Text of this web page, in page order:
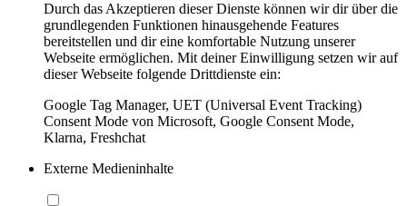
Durch das Akzeptieren dieser Dienste können wir dir über die
grundlegenden Funktionen hinausgehende Features
bereitstellen und dir eine komfortable Nutzung unserer
Webseite ermöglichen. Mit deiner Einwilligung setzen wir auf
dieser Webseite folgende Drittdienste ein:
Google Tag Manager, UET (Universal Event Tracking)
Consent Mode von Microsoft, Google Consent Mode,
Klarna, Freshchat
Externe Medieninhalte